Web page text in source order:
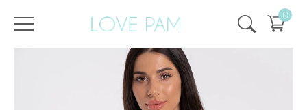
0
Все купальники ,Раздельные,Плавки, Кира Плавки Кира Черные